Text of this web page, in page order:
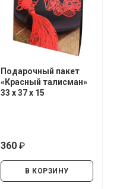
Подарочный пакет
«Красный талисман»
33 х 37 х 15
360
В КОРЗИНУ